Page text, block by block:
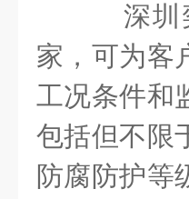
深圳
家，可为客
工况条件和
包括但不限
防腐防护等